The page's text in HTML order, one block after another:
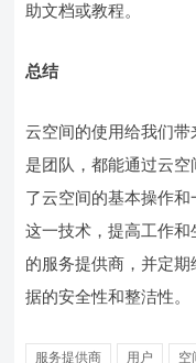
助文档或教程。
总结
云空间的使用给我们
是团队，都能通过云
了云空间的基本操作
这一技术，提高工作
的服务提供商，并定
据的安全性和整洁性。
服务提供商 用户 空